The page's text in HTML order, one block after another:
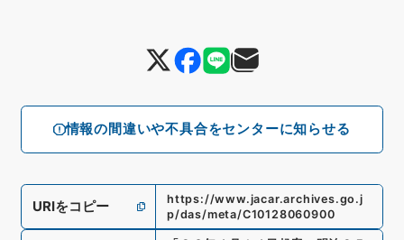
情報の間違いや不具合をセンターに知らせる
URIをコピー
https://www.jacar.archives.go.j
p/das/meta/C10128060900